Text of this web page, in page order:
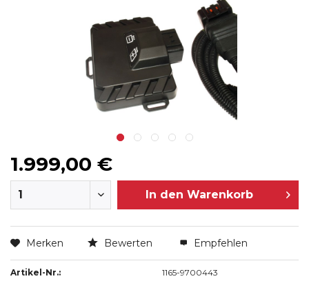
1.999,00 €
In den Warenkorb
Merken Bewerten Empfehlen
Artikel-Nr.: 1165-9700443